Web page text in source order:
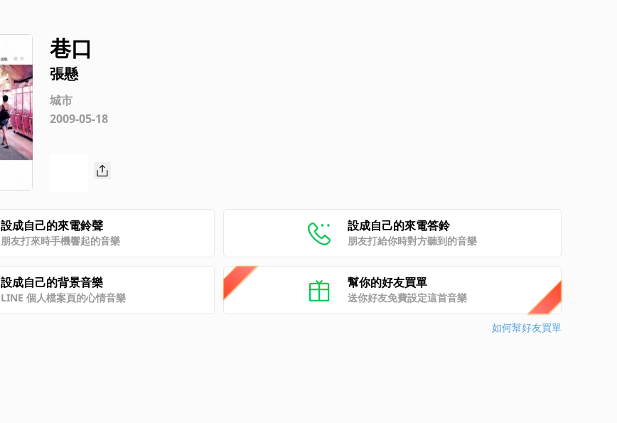
巷口
張懸
城市
2009-05-18
設成自己的來電鈴聲
朋友打來時手機響起的音樂
設成自己的來電答鈴
朋友打給你時對方聽到的音樂
設成自己的背景音樂
LINE 個人檔案頁的心情音樂
幫你的好友買單
送你好友免費設定這首音樂
如何幫好友買單